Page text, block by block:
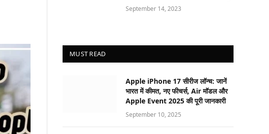
September 14, 2023
MUST READ
Apple iPhone 17 सीरीज लॉन्च: जानें
भारत में कीमत, नए फीचर्स, Air मॉडल और
Apple Event 2025 की पूरी जानकारी
September 10, 2025